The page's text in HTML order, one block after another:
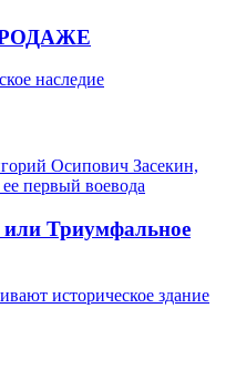
наследие
Осипович Засекин,
первый воевода
Триумфальное
историческое здание